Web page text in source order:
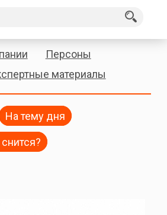
Персоны
материалы
На тему дня